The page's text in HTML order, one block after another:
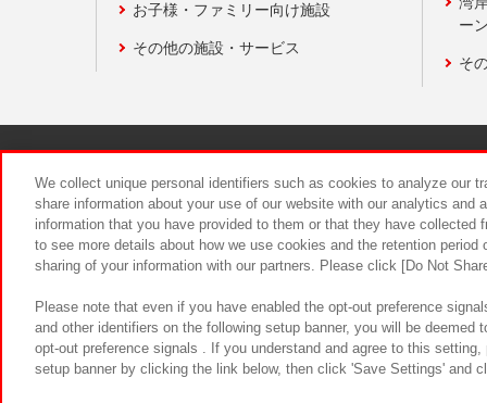
お子様・ファミリー向け施設
その他の施設・サービス
ー
そ
食品のご
We collect unique personal identifiers such as cookies to analyze our
share information about your use of our website with our analytics and
information that you have provided to them or that they have
to see more details about how we use cookies and the retention
sharing of your information with our partners. Please click [Do Not
Please note that even if you have enabled the opt-out preference
and other identifiers on the following setup banner, you will be
opt-out preference signals . If you understand and agree to this
setup banner by clicking the link below, then click 'Save Settings' and